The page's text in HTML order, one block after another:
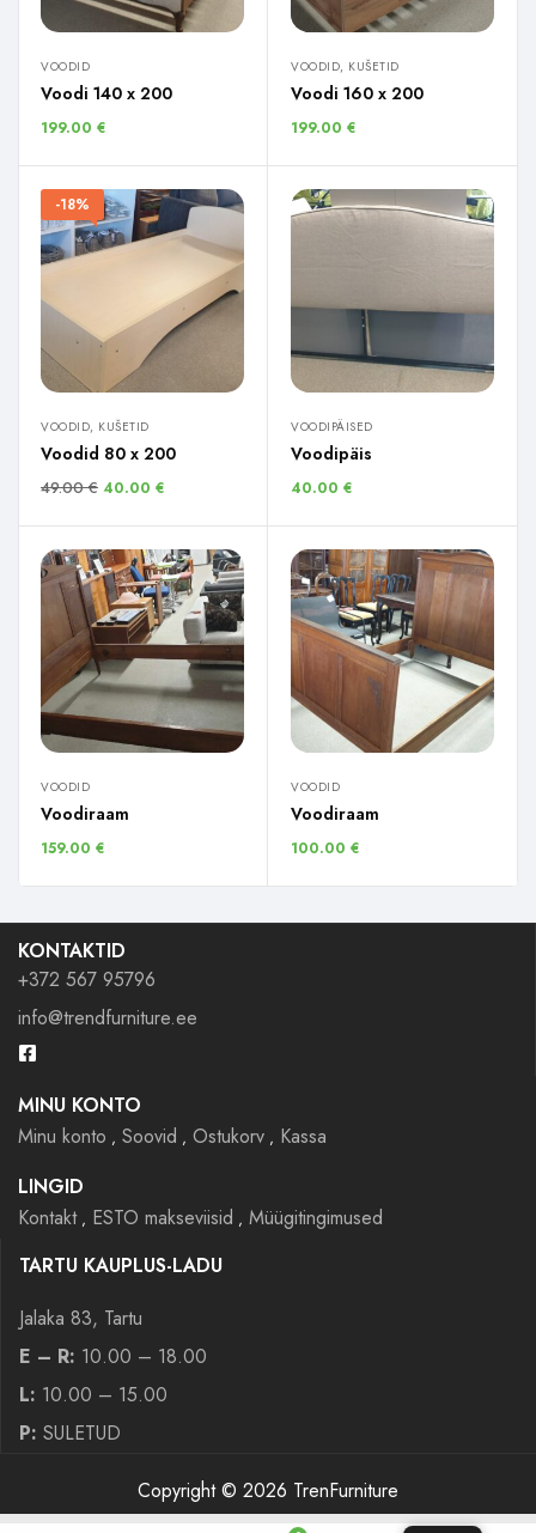
VOODID
Voodi 140 x 200
199.00 €
VOODID, KUŠETID
Voodi 160 x 200
199.00 €
-18%
VOODID, KUŠETID
Voodid 80 x 200
49.00€ 40.00 €
VOODIPÄISED
Voodipäis
40.00 €
VOODID
Voodiraam
159.00 €
VOODID
Voodiraam
100.00 €
KONTAKTID
+372 567 95796
info@trendfurniture.ee
MINU KONTO
Minu konto
Soovid Ostukorv
Kassa
LINGID
Kontakt
ESTO makseviisid
Müügitingimused
TARTU KAUPLUS-LADU
Jalaka 83, Tartu
E – R: 10.00 – 18.00
L: 10.00 – 15.00
P: SULETUD
Copyright © 2026 TrenFurniture